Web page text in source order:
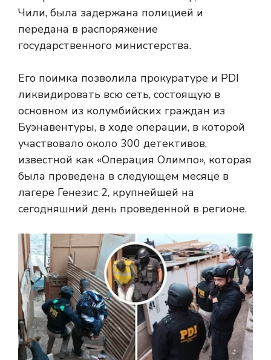
Чили, была задержана полицией и
передана в распоряжение
государственного министерства.
Его поимка позволила прокуратуре и PDI
ликвидировать всю сеть, состоящую в
основном из колумбийских граждан из
Буэнавентуры, в ходе операции, в которой
участвовало около 300 детективов,
известной как «Операция Олимпо», которая
была проведена в следующем месяце в
лагере Генезис 2, крупнейшей на
сегодняшний день проведенной в регионе.